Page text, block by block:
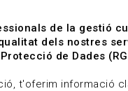
som Línies de
de la gestió
dels nostres
de Dades
t'oferim informació